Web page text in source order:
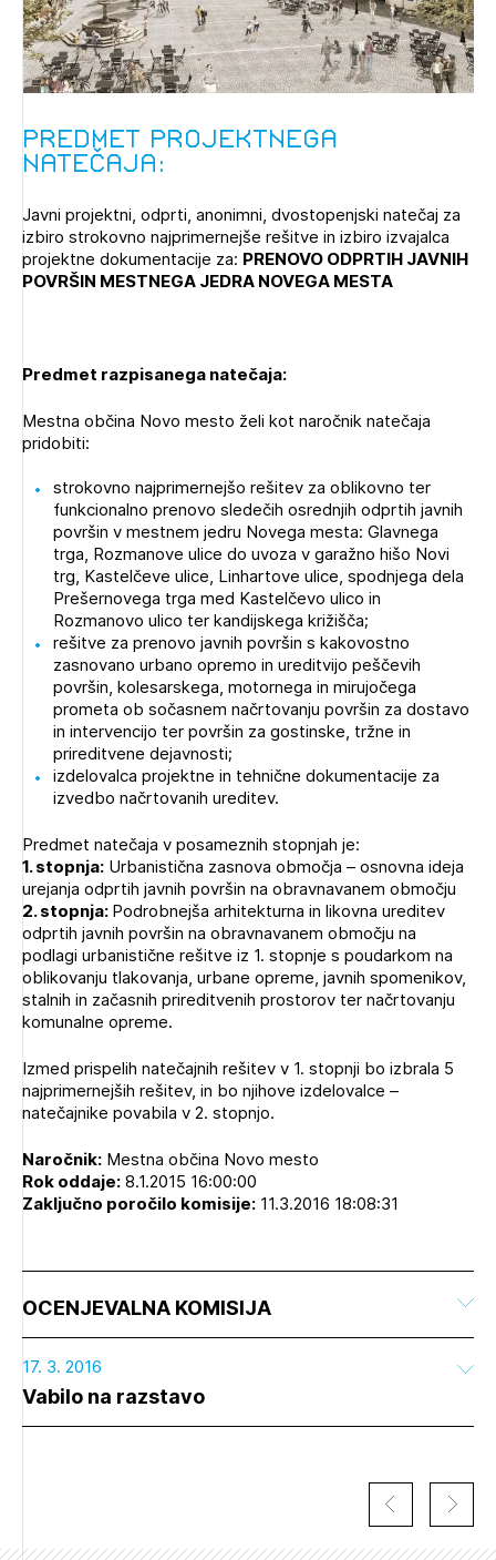
POZABLJENO GESLO
REGISTRIRAJTE SE
Predmet projektnega
natečaja:
Javni projektni, odprti, anonimni, dvostopenjski natečaj za
izbiro strokovno najprimernejše rešitve in izbiro izvajalca
projektne dokumentacije za: PRENOVO ODPRTIH JAVNIH
POVRŠIN MESTNEGA JEDRA NOVEGA MESTA
Predmet razpisanega natečaja:
Mestna občina Novo mesto želi kot naročnik natečaja
pridobiti:
strokovno najprimernejšo rešitev za oblikovno ter
funkcionalno prenovo sledečih osrednjih odprtih javnih
površin v mestnem jedru Novega mesta: Glavnega
trga, Rozmanove ulice do uvoza v garažno hišo Novi
trg, Kastelčeve ulice, Linhartove ulice, spodnjega dela
Prešernovega trga med Kastelčevo ulico in
Rozmanovo ulico ter kandijskega križišča;
rešitve za prenovo javnih površin s kakovostno
zasnovano urbano opremo in ureditvijo peščevih
površin, kolesarskega, motornega in mirujočega
prometa ob sočasnem načrtovanju površin za dostavo
in intervencijo ter površin za gostinske, tržne in
prireditvene dejavnosti;
izdelovalca projektne in tehnične dokumentacije za
izvedbo načrtovanih ureditev.
Predmet natečaja v posameznih stopnjah je:
1. stopnja: Urbanistična zasnova območja – osnovna ideja
urejanja odprtih javnih površin na obravnavanem območju
2. stopnja:Podrobnejša arhitekturna in likovna ureditev
odprtih javnih površin na obravnavanem območju na
podlagi urbanistične rešitve iz 1. stopnje s poudarkom na
oblikovanju tlakovanja, urbane opreme, javnih spomenikov,
stalnih in začasnih prireditvenih prostorov ter načrtovanju
komunalne opreme.
Izmed prispelih natečajnih rešitev v 1. stopnji bo izbrala 5
najprimernejših rešitev, in bo njihove izdelovalce –
natečajnike povabila v 2. stopnjo.
Naročnik: Mestna občina Novo mesto
Rok oddaje:8.1.2015 16:00:00
Zaključno poročilo komisije: 11.3.2016 18:08:31
OCENJEVALNA KOMISIJA
17. 3. 2016
Vabilo na razstavo
PRIJAVITE SE
Novičnik natečajev
Tedenski novičnik javnih naročil
Dnevne medijske objave
NAPREJ